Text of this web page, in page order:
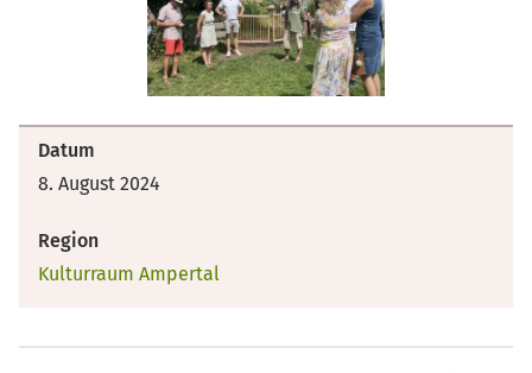
Datum
8. August 2024
Region
Kulturraum Ampertal